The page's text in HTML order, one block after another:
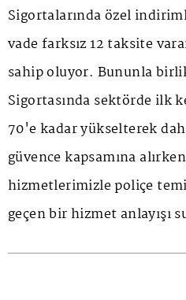
Sigortalarında özel
vade farksız 12 taksite
sahip oluyor. Bununla
Sigortasında sektörde ilk
70'e kadar yükselterek
güvence kapsamına
hizmetlerimizle poliçe
geçen bir hizmet anlayışı